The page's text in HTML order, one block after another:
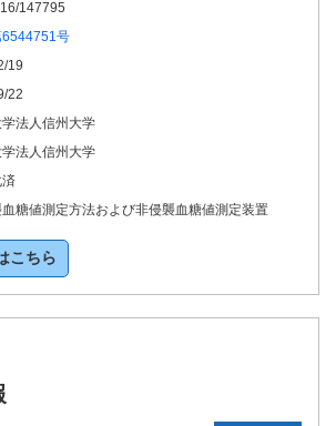
147795
6544751号
19
22
学法人信州大学
学法人信州大学
糖値測定方法および非侵襲血糖値測定装置
こちら